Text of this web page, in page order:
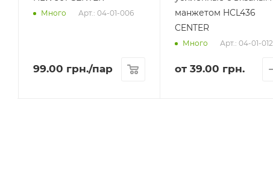
Много Арт.: 04-01-006
99.00 грн./пар
манжетом HCL436
CENTER
Много Арт.: 04-01-012
от 39.00 грн.